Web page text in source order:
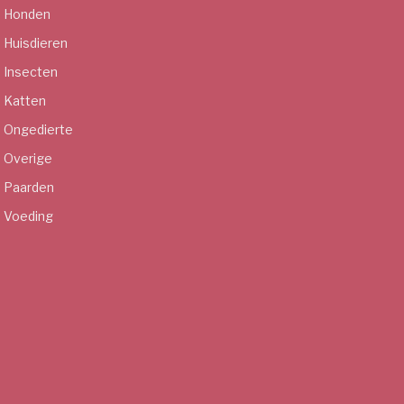
Honden
Huisdieren
Insecten
Katten
Ongedierte
Overige
Paarden
Voeding